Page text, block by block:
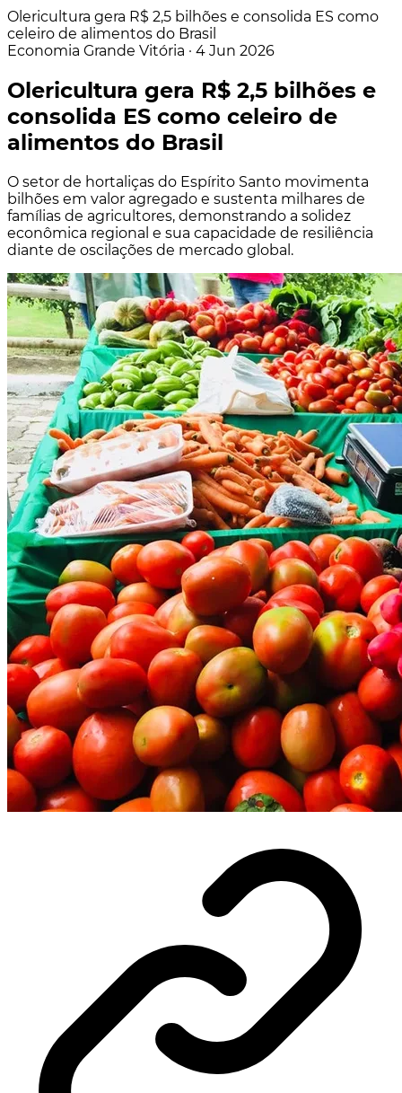
Olericultura gera R$ 2,5 bilhões e consolida ES como
celeiro de alimentos do Brasil
Economia Grande Vitória · 4 Jun 2026
Olericultura gera R$ 2,5 bilhões e
consolida ES como celeiro de
alimentos do Brasil
O setor de hortaliças do Espírito Santo movimenta
bilhões em valor agregado e sustenta milhares de
famílias de agricultores, demonstrando a solidez
econômica regional e sua capacidade de resiliência
diante de oscilações de mercado global.